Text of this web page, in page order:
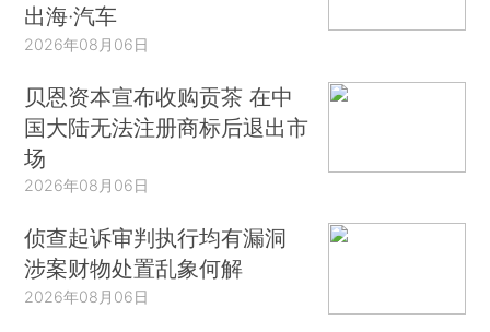
出海·汽车
2026年08月06日
贝恩资本宣布收购贡茶 在中
国大陆无法注册商标后退出市
场
2026年08月06日
侦查起诉审判执行均有漏洞
涉案财物处置乱象何解
2026年08月06日